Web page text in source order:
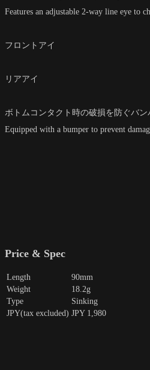
Features an adjustable 2-way line eye to
フロントアイ
リアアイ
ボトムコンタクト時の破損を防ぐバン
Equipped with a bumper to prevent
Price & Spec
Length
90mm
Weight
18.2g
Type
Sinking
JPY(tax excluded) JPY 1,980